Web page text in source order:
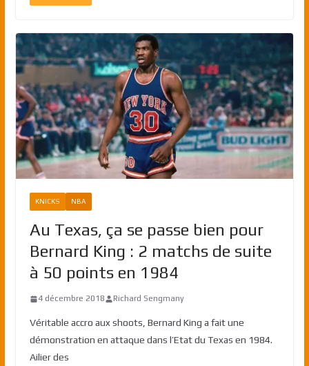
KNICKS NBA
Au Texas, ça se passe bien pour
Bernard King : 2 matchs de suite
à 50 points en 1984
4 décembre 2018 Richard Sengmany
Véritable accro aux shoots, Bernard King a fait une
démonstration en attaque dans l’Etat du Texas en 1984.
Ailier des